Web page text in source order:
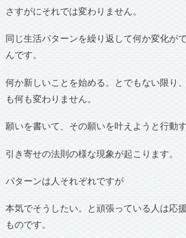
さすがにそれでは変わりません。
同じ生活パターンを繰り返して何か変化が
んです。
何か新しいことを始める。とでもない限り
も何も変わりません。
願いを書いて、その願いを叶えようと行動
引き寄せの法則の様な現象が起こります。
パターンは人それぞれですが
本気でそうしたい。と頑張っている人は応
ものです。